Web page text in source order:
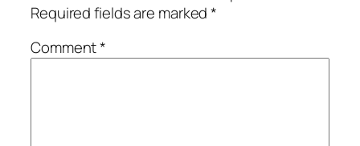
Required fields are marked*
Comment*